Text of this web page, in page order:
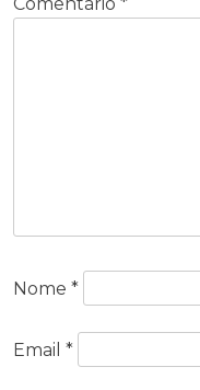
Comentário *
Nome *
Email *